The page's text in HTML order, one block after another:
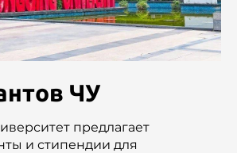
ЧУ
предлагает
и стипендии для